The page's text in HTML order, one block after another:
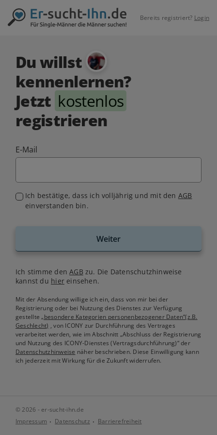
Bereits registriert? Login
Du willst
kennenlernen?
Jetzt kostenlos
registrieren
E-Mail
Ich bestätige, dass ich volljährig und mit den AGB
einverstanden bin.
Weiter
Ich stimme denAGB zu. Die Datenschutzhinweise
kannst du hiereinsehen.
Mit der Absendung willige ich ein, dass von mir bei der
Registrierung oder bei Nutzung des Dienstes zur Verfügung
gestellte„besondere Kategorien personenbezogener Daten“(z.B.
Geschlecht) , von ICONY zur Durchführung des Vertrages
verarbeitet werden, wie im Abschnitt „Abschluss der Registrierung
und Nutzung des ICONY-Dienstes (Vertragsdurchführung)“ der
Datenschutzhinweise näher beschrieben. Diese Einwilligung kann
ich jederzeit mit Wirkung für die Zukunft widerrufen.
© 2026 - er-sucht-ihn.de
Impressum
Datenschutz Barrierefreiheit